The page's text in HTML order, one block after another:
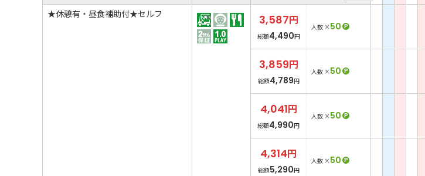
★休憩有・昼食補助付★セルフ 3,587円
総額4,490円
人数 × 50 P
3,859円
総額4,789円
人数 × 50 P
4,041円
総額4,990円
人数 × 50 P
4,314円
総額5,290円
人数 × 50 P